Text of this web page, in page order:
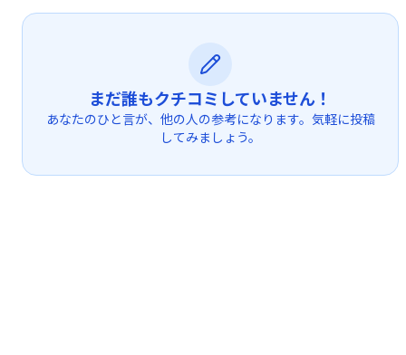
まだ誰もクチコミしていません！
あなたのひと言が、他の人の参考になります。気軽に投稿
してみましょう。